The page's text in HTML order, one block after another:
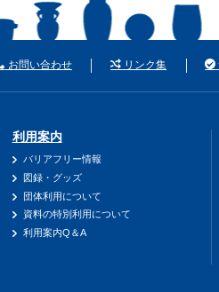
お問い合わせ リンク集
利用案内
バリアフリー情報
図録・グッズ
団体利用について
資料の特別利用について
利用案内Q＆A